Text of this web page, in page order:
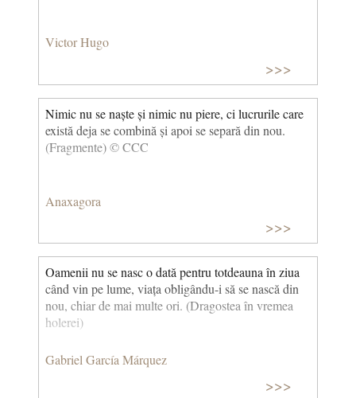
Victor Hugo
>>>
Nimic nu se naște și nimic nu piere, ci lucrurile care
există deja se combină și apoi se separă din nou.
(Fragmente) © CCC
Anaxagora
>>>
Oamenii nu se nasc o dată pentru totdeauna în ziua
când vin pe lume, viața obligându-i să se nască din
nou, chiar de mai multe ori. (Dragostea în vremea
holerei)
Gabriel García Márquez
>>>